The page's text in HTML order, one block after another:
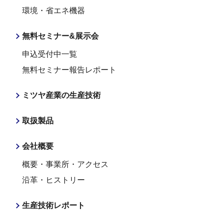
環境・省エネ機器
無料セミナー&展示会
申込受付中一覧
無料セミナー報告レポート
ミツヤ産業の生産技術
取扱製品
会社概要
概要・事業所・アクセス
沿革・ヒストリー
生産技術レポート